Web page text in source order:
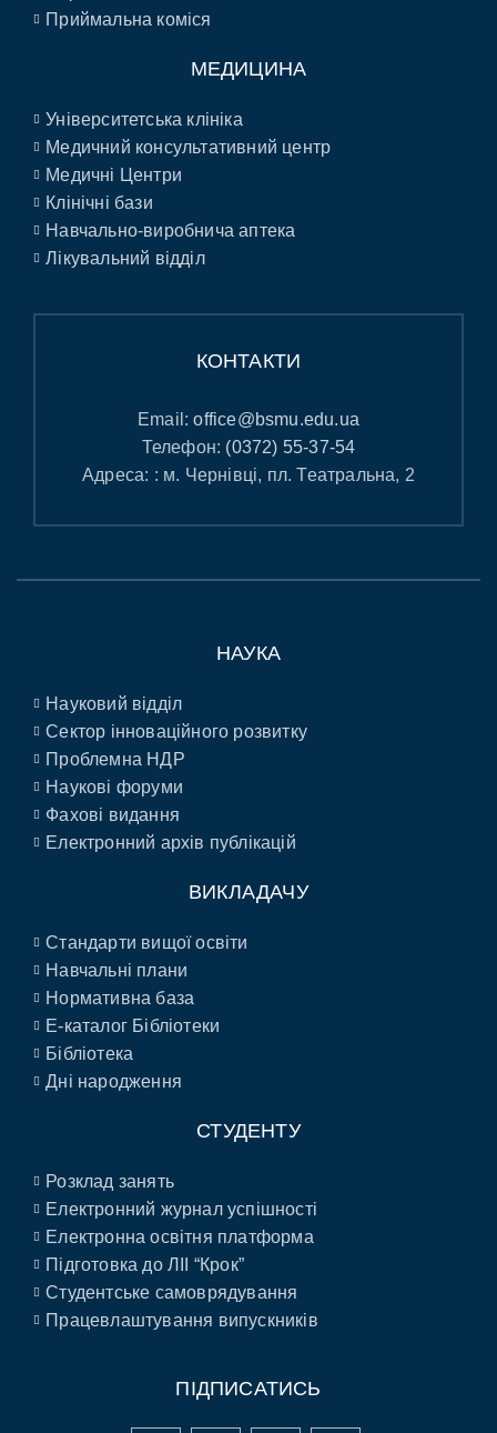
Приймальна коміся
МЕДИЦИНА
Університетська клініка
Медичний консультативний центр
Медичні Центри
Клінічні бази
Навчально-виробнича аптека
Лікувальний відділ
КОНТАКТИ
Email:office@bsmu.edu.ua
Телефон: (0372) 55-37-54
Адреса: : м. Чернівці, пл. Театральна, 2
НАУКА
Науковий відділ
Сектор інноваційного розвитку
Проблемна НДР
Наукові форуми
Фахові видання
Електронний архів публікацій
ВИКЛАДАЧУ
Стандарти вищої освіти
Навчальні плани
Нормативна база
E-каталог Бібліотеки
Бібліотека
Дні народження
СТУДЕНТУ
Розклад занять
Електронний журнал успішності
Електронна освітня платформа
Підготовка до ЛІІ “Крок”
Студентське самоврядування
Працевлаштування випускників
ПІДПИСАТИСЬ